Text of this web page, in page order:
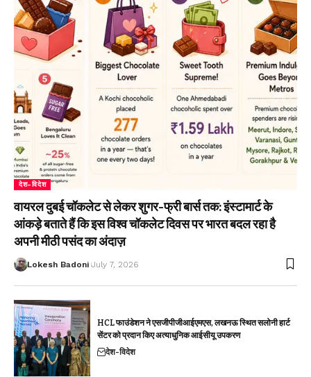
देश-विदेश
वायरल दुबई चॉकलेट से लेकर शुगर-फ्री बार्स तक: इंस्टामार्ट के
आंकड़े बताते हैं कि इस विश्व चॉकलेट दिवस पर भारत बदल रहा है
अपनी मीठी पसंद का अंदाज़
Lokesh Badoni July 7, 2026
HCL फाउंडेशन ने एसजीपीजीआईएमएस, लखनऊ स्थित सलोनी हार्ट
सेंटर को प्रदान किए अत्याधुनिक आईसीयू उपकरण
देश-विदेश